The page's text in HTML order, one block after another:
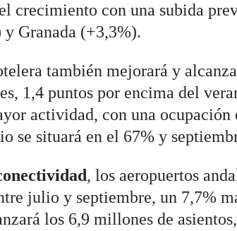
crecimiento con una subida
Granada (+3,3%).
también mejorará y
1,4 puntos por encima del
actividad, con una ocupación
se situará en el 67% y
, los aeropuertos
julio y septiembre, un 7,7%
los 6,9 millones de